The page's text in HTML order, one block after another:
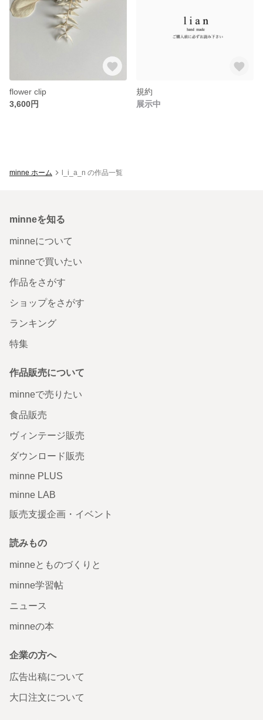
flower clip
3,600円
規約
展示中
minne ホーム l_i_a_n の作品一覧
minneを知る
minneについて
minneで買いたい
作品をさがす
ショップをさがす
ランキング
特集
作品販売について
minneで売りたい
食品販売
ヴィンテージ販売
ダウンロード販売
minne PLUS
minne LAB
販売支援企画・イベント
読みもの
minneとものづくりと
minne学習帖
ニュース
minneの本
企業の方へ
広告出稿について
大口注文について